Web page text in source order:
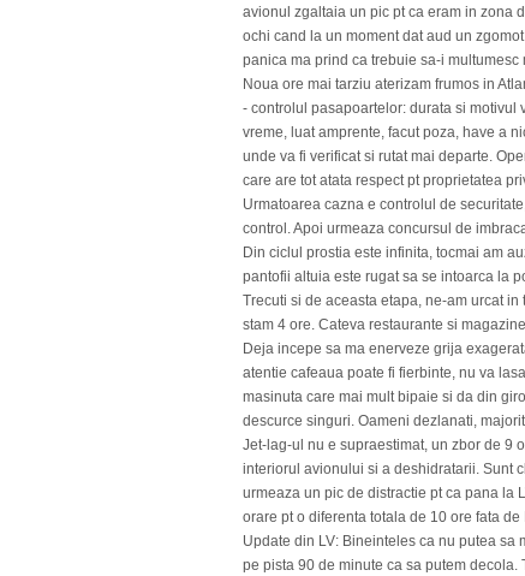
avionul zgaltaia un pic pt ca eram in zona
ochi cand la un moment dat aud un
panica ma prind ca trebuie sa-i
Noua ore mai tarziu aterizam frumos in
- controlul pasapoartelor: durata si motivul
vreme, luat amprente, facut poza, have a
unde va fi verificat si rutat mai departe.
care are tot atata respect pt proprietatea
Urmatoarea cazna e controlul de
control. Apoi urmeaza concursul de
Din ciclul prostia este infinita, tocmai am
pantofii altuia este rugat sa se intoarca la
Trecuti si de aceasta etapa, ne-am urcat
stam 4 ore. Cateva restaurante si
Deja incepe sa ma enerveze grija
atentie cafeaua poate fi fierbinte, nu va
masinuta care mai mult bipaie si da din
descurce singuri. Oameni dezlanati,
Jet-lag-ul nu e supraestimat, un zbor de 9
interiorul avionului si a deshidratarii. Sunt
urmeaza un pic de distractie pt ca pana la
orare pt o diferenta totala de 10 ore fata de
Update din LV: Bineinteles ca nu putea sa
pe pista 90 de minute ca sa putem